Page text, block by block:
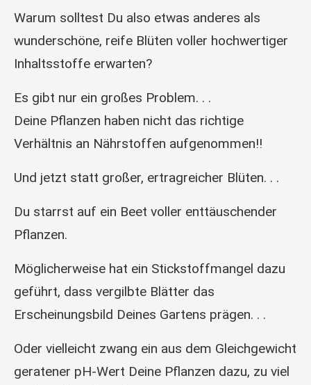
Warum solltest Du also etwas anderes als
wunderschöne, reife Blüten voller hochwertiger
Inhaltsstoffe erwarten?
Es gibt nur ein großes Problem. . .
Deine Pflanzen haben nicht das richtige
Verhältnis an Nährstoffen aufgenommen!!
Und jetzt statt großer, ertragreicher Blüten. . .
Du starrst auf ein Beet voller enttäuschender
Pflanzen.
Möglicherweise hat ein Stickstoffmangel dazu
geführt, dass vergilbte Blätter das
Erscheinungsbild Deines Gartens prägen. . .
Oder vielleicht zwang ein aus dem Gleichgewicht
geratener pH-Wert Deine Pflanzen dazu, zu viel